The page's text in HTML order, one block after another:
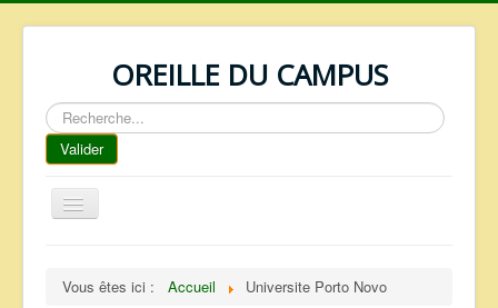
OREILLE DU CAMPUS
Rechercher
Valider
Basculer
la
REPERTOIRE
Vous êtes ici : Accueil Universite Porto Novo